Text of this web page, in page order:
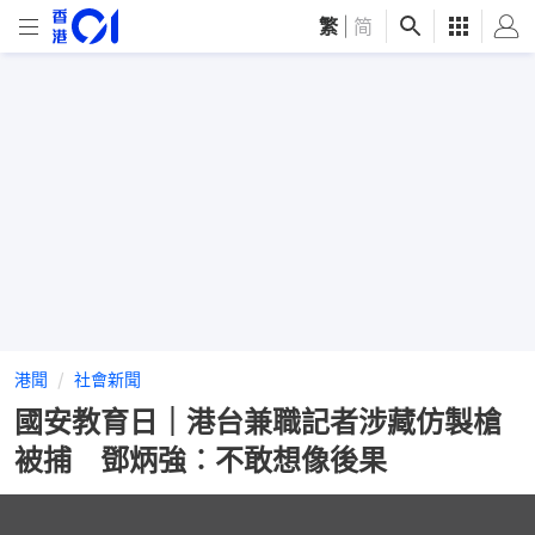
繁 简
港聞 社會新聞
國安教育日｜港台兼職記者涉藏仿製槍
被捕 鄧炳強︰不敢想像後果